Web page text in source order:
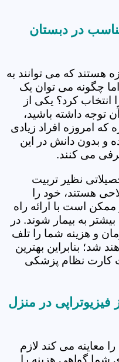
در دبستان
هستند که می توانند به
چگونه می توان یک
کرد؟ یکی از
توجه داشته باشید،
امروزه افراد زیادی
و بدون دانش در این
می کنند.
نظیر تربیت
هستند، خود را
است با ارائه راه
به بیمار شوند. در
و هزینه شما را تلف
شد؛ بنابراین بهترین
کارت نظام پزشکی
در منزل
معاینه می کند لازم
شما گواهی هزینه را